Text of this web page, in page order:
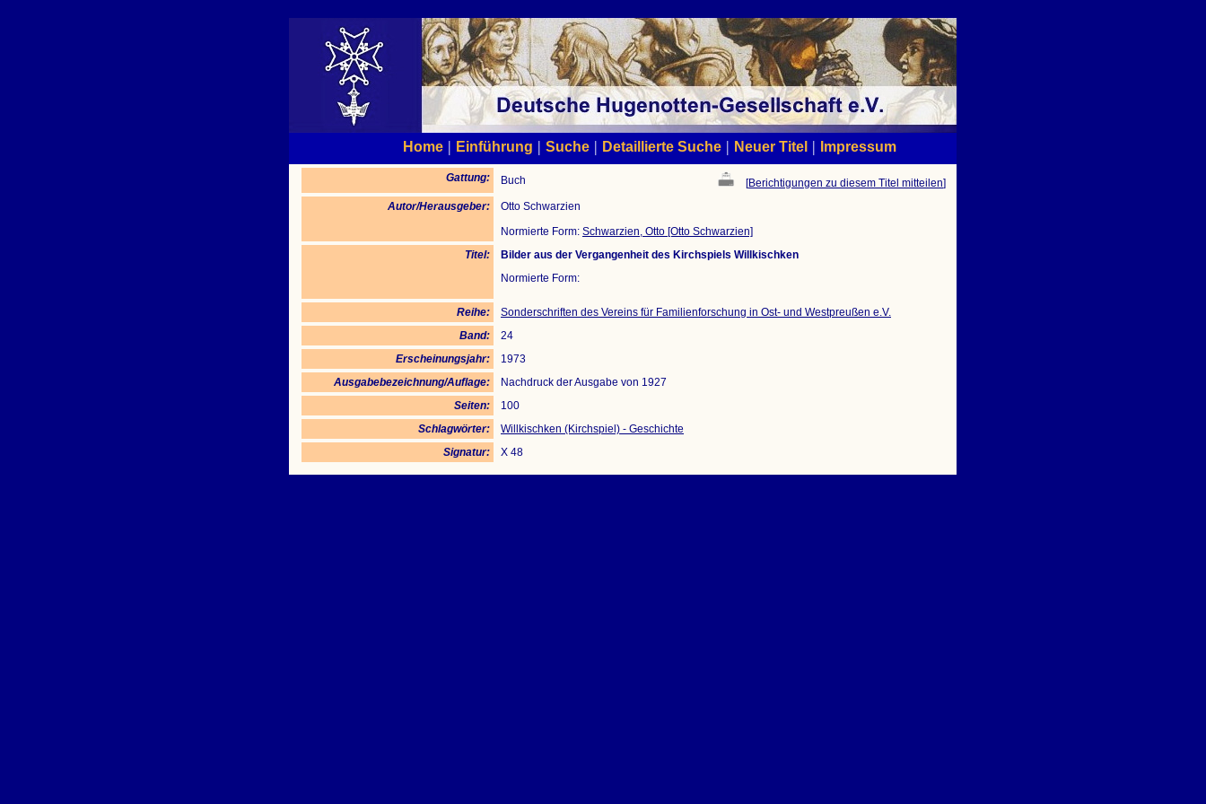
Home | Einführung | Suche | Detaillierte Suche | Neuer Titel | Impressum
Gattung: Buch [Berichtigungen zu diesem Titel mitteilen]
Autor/Herausgeber:
Otto Schwarzien
Normierte Form: Schwarzien, Otto [Otto Schwarzien]
Titel:
Bilder aus der Vergangenheit des Kirchspiels Willkischken
Normierte Form:
Reihe:
Sonderschriften des Vereins für Familienforschung in Ost- und Westpreußen e.V.
Band:
24
Erscheinungsjahr:
1973
Ausgabebezeichnung/Auflage:
Nachdruck der Ausgabe von 1927
Seiten:
100
Schlagwörter:
Willkischken (Kirchspiel) - Geschichte
Signatur:
X 48